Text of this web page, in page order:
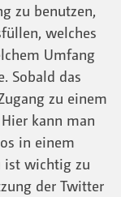
zu benutzen,
welches
Umfang
Sobald das
zu einem
kann man
in einem
ist wichtig zu
der Twitter